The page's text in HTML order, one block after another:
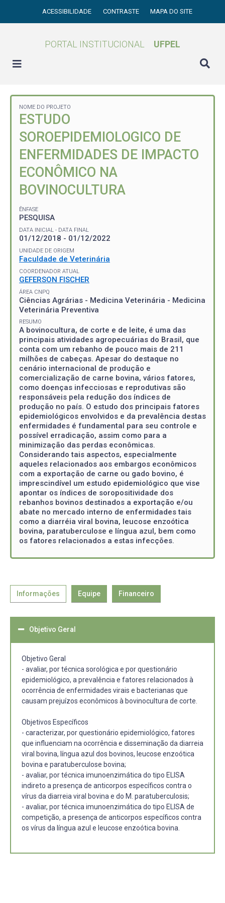
ACESSIBILIDADE CONTRASTE MAPA DO SITE
PORTAL INSTITUCIONAL UFPEL
NOME DO PROJETO
ESTUDO
SOROEPIDEMIOLOGICO DE
ENFERMIDADES DE IMPACTO
ECONÔMICO NA
BOVINOCULTURA
ÊNFASE
PESQUISA
DATA INICIAL - DATA FINAL
01/12/2018 - 01/12/2022
UNIDADE DE ORIGEM
Faculdade de Veterinária
COORDENADOR ATUAL
GEFERSON FISCHER
ÁREA CNPQ
Ciências Agrárias - Medicina Veterinária - Medicina
Veterinária Preventiva
RESUMO
A bovinocultura, de corte e de leite, é uma das
principais atividades agropecuárias do Brasil, que
conta com um rebanho de pouco mais de 211
milhões de cabeças. Apesar do destaque no
cenário internacional de produção e
comercialização de carne bovina, vários fatores,
como doenças infecciosas e reprodutivas são
responsáveis pela redução dos índices de
produção no país. O estudo dos principais fatores
epidemiológicos envolvidos e da prevalência destas
enfermidades é fundamental para seu controle e
possível erradicação, assim como para a
minimização das perdas econômicas.
Considerando tais aspectos, especialmente
aqueles relacionados aos embargos econômicos
com a exportação de carne ou gado bovino, é
imprescindível um estudo epidemiológico que vise
apontar os índices de soropositividade dos
rebanhos bovinos destinados a exportação e/ou
abate no mercado interno de enfermidades tais
como a diarréia viral bovina, leucose enzoótica
bovina, paratuberculose e língua azul, bem como
os fatores relacionados a estas infecções.
Informações Equipe Financeiro
Objetivo Geral
Objetivo Geral
- avaliar, por técnica sorológica e por questionário
epidemiológico, a prevalência e fatores relacionados à
ocorrência de enfermidades virais e bacterianas que
causam prejuízos econômicos à bovinocultura de corte.
Objetivos Específicos
- caracterizar, por questionário epidemiológico, fatores
que influenciam na ocorrência e disseminação da diarreia
viral bovina, língua azul dos bovinos, leucose enzoótica
bovina e paratuberculose bovina;
- avaliar, por técnica imunoenzimática do tipo ELISA
indireto a presença de anticorpos específicos contra o
vírus da diarreia viral bovina e do M. paratuberculosis;
- avaliar, por técnica imunoenzimática do tipo ELISA de
competição, a presença de anticorpos específicos contra
os vírus da língua azul e leucose enzoótica bovina.